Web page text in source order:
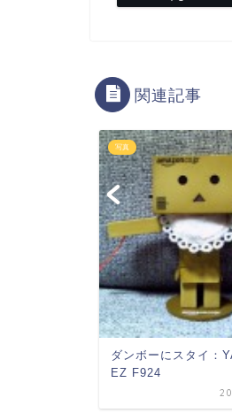
関連記事
写真
ダンボーにスタイ：
EZ F924